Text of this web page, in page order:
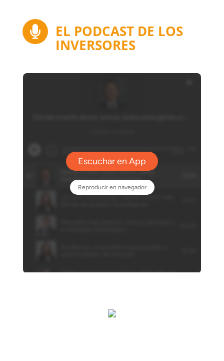
 EL PODCAST DE LOS
INVERSORES